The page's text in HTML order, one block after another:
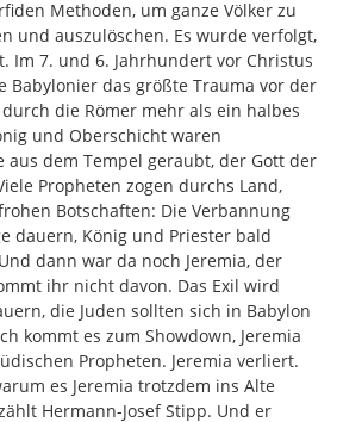
dachte: Nur die geringen Leute, nur
sie den Weg Jahwes halt nicht
Gottes. Ich will doch lieber zu den
ihnen reden; denn die kennen ja
Recht ihres Gottes. Doch sie haben
die Stricke zerrissen.
Löwe des Waldes, der Steppenwolf
Städten
die herauskommen, werden
sind ihre Verbrechen schwer
In diesem Prophetenwort wird
gezeichnet, die von Lug und
die voll ist von Kriminalität. Selbst
geben und schwören und
Jahwe als ihre Garantiemacht
Methoden, um ganze Völker zu
und auszulöschen. Es wurde verfolgt,
Im 7. und 6. Jahrhundert vor Christus
Babylonier das größte Trauma vor der
die Römer mehr als ein halbes
und Oberschicht waren
aus dem Tempel geraubt, der Gott der
Propheten zogen durchs Land,
Botschaften: Die Verbannung
dauern, König und Priester bald
dann war da noch Jeremia, der
ihr nicht davon. Das Exil wird
die Juden sollten sich in Babylon
kommt es zum Showdown, Jeremia
Propheten. Jeremia verliert.
es Jeremia trotzdem ins Alte
Hermann-Josef Stipp. Und er